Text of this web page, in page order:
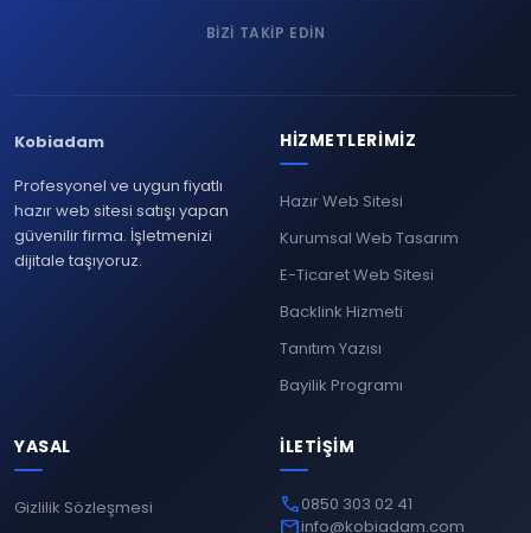
BIZI TAKIP EDIN
Kobiadam
Profesyonel ve uygun fiyatlı
hazır web sitesi satışı yapan
güvenilir firma. İşletmenizi
dijitale taşıyoruz.
HIZMETLERIMIZ
Hazır Web Sitesi
Kurumsal Web Tasarım
E-Ticaret Web Sitesi
Backlink Hizmeti
Tanıtım Yazısı
Bayilik Programı
YASAL
Gizlilik Sözleşmesi
İLETIŞIM
phone0850 303 02 41
mailinfo@kobiadam.com